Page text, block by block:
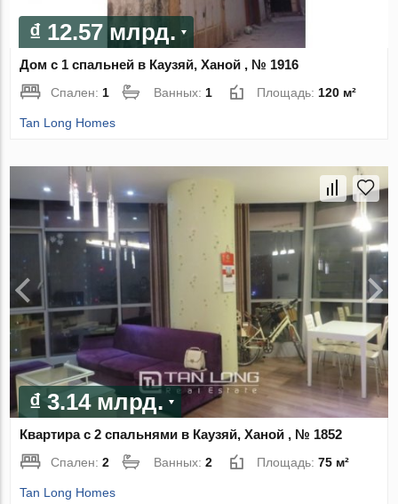
₫ 12.57 млрд.
Дом с 1 спальней в Каузяй, Ханой , № 1916
Спален: 1 Ванных: 1 Площадь: 120 м²
Tan Long Homes
₫ 3.14 млрд.
Квартира с 2 спальнями в Каузяй, Ханой , № 1852
Спален:2 Ванных:2 Площадь:75 м²
Tan Long Homes